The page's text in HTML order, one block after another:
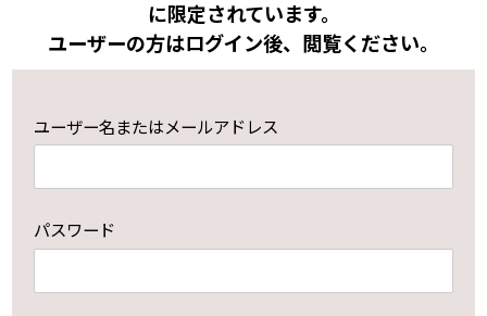
に限定されています。
ユーザーの方はログイン後、閲覧ください。
ユーザー名またはメールアドレス
パスワード